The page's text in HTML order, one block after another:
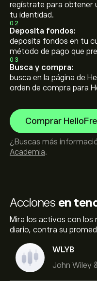
Acciones en
Mira los activos con los
diario, contra su
WLYB
John Wiley
regístrate para obtener
tu identidad.
02
Deposita fondos:
deposita fondos en tu
método de pago que
03
Busca y compra:
busca en la página de
orden de compra para
Comprar
¿Buscas más
Academia.